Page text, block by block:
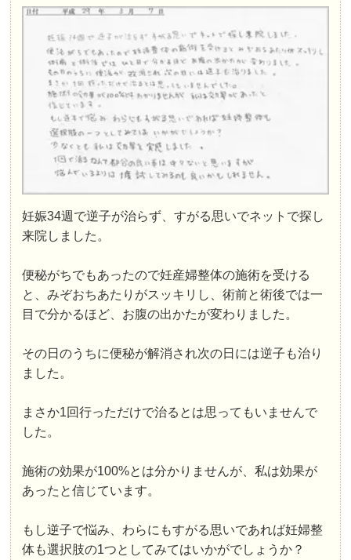
妊娠34週で逆子が治らず、すがる思いでネットで探し
来院しました。
便秘がちでもあったので妊産婦整体の施術を受ける
と、みぞおちあたりがスッキリし、術前と術後では一
目で分かるほど、お腹の出かたが変わりました。
その日のうちに便秘が解消され次の日には逆子も治り
ました。
まさか1回行っただけで治るとは思ってもいませんで
した。
施術の効果が100%とは分かりませんが、私は効果が
あったと信じています。
もし逆子で悩み、わらにもすがる思いであれば妊婦整
体も選択肢の1つとしてみてはいかがでしょうか？